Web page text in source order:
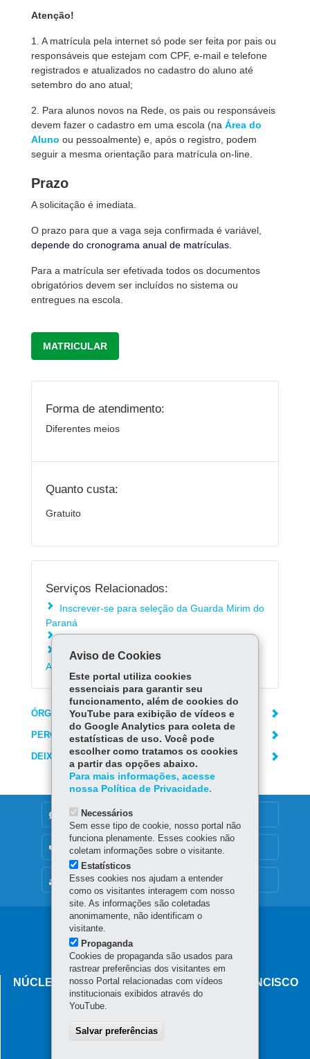
Atenção!
1. A matrícula pela internet só pode ser feita por pais ou
responsáveis que estejam com CPF, e-mail e telefone
registrados e atualizados no cadastro do aluno até
setembro do ano atual;
2. Para alunos novos na Rede, os pais ou responsáveis
devem fazer o cadastro em uma escola (na Área do
Aluno ou pessoalmente) e, após o registro, podem
seguir a mesma orientação para matrícula on-line.
Prazo
A solicitação é imediata.
O prazo para que a vaga seja confirmada é variável,
depende do cronograma anual de matrículas.
Para a matrícula ser efetivada todos os documentos
obrigatórios devem ser incluídos no sistema ou
entregues na escola.
MATRICULAR
Forma de atendimento:
Diferentes meios
Quanto custa:
Gratuito
Serviços Relacionados:
Inscrever-se para seleção da Guarda Mirim do
Paraná
Consultar a Rede de Ensino do Paraná
Matricular-se na Educação de Jovens e
Adultos - EJA
ÓRGÃO RESPONSÁVEL
PERGUNTAS FREQUENTES
DEIXE SUA OPINIÃO
MAPA DO SITE
DENUNCIE CORRUPÇÃO
OUVIDORIA
Navegação
principal
NÚCLEO REGIONAL DE EDUCAÇÃO DE FRANCISCO
BELTRÃO
85.601-310-Francisco Beltrão
Aviso de Cookies
Este portal utiliza cookies
essenciais para garantir seu
funcionamento, além de cookies do
YouTube para exibição de vídeos e
do Google Analytics para coleta de
estatísticas de uso. Você pode
escolher como tratamos os cookies
a partir das opções abaixo.
Para mais informações, acesse
nossa Política de Privacidade.
Necessários
Sem esse tipo de cookie, nosso portal não
funciona plenamente. Esses cookies não
coletam informações sobre o visitante.
Estatísticos
Esses cookies nos ajudam a entender
como os visitantes interagem com nosso
site. As informações são coletadas
anonimamente, não identificam o
visitante.
Propaganda
Cookies de propaganda são usados para
rastrear preferências dos visitantes em
nosso Portal relacionadas com vídeos
institucionais exibidos através do
YouTube.
Salvar preferências